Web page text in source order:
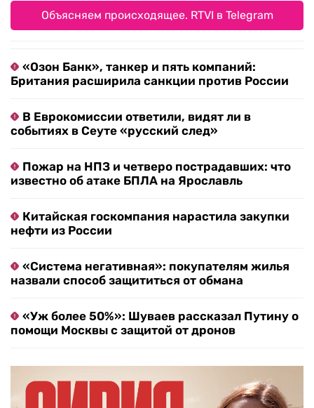
Объясняем происходящее. RTVI в Telegram
«Озон Банк», танкер и пять компаний:
Британия расширила санкции против России
В Еврокомиссии ответили, видят ли в
событиях в Сеуте «русский след»
Пожар на НПЗ и четверо пострадавших: что
известно об атаке БПЛА на Ярославль
Китайская госкомпания нарастила закупки
нефти из России
«Система негативная»: покупателям жилья
назвали способ защититься от обмана
«Уж более 50%»: Шуваев рассказал Путину о
помощи Москвы с защитой от дронов